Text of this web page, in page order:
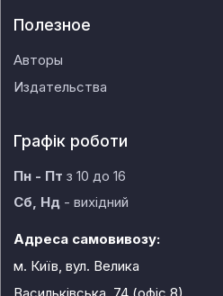
Полезное
Авторы
Издательства
Графік роботи
Пн - Пт з 10 до 16
Сб, Нд - вихідний
Адреса самовивозу:
м. Київ, вул. Велика